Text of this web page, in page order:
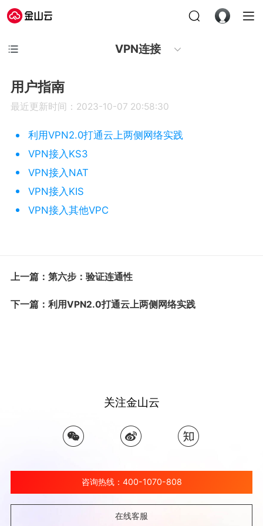
VPN连接
用户指南
最近更新时间：2023-10-07 20:58:30
利用VPN2.0打通云上两侧网络实践
VPN接入KS3
VPN接入NAT
VPN接入KIS
VPN接入其他VPC
上一篇：第六步：验证连通性
下一篇：利用VPN2.0打通云上两侧网络实践
关注金山云
咨询热线：400-1070-808
在线客服